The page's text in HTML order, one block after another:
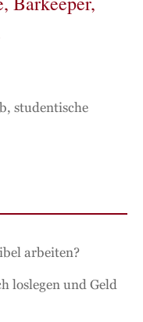
studentische
arbeiten?
loslegen und Geld